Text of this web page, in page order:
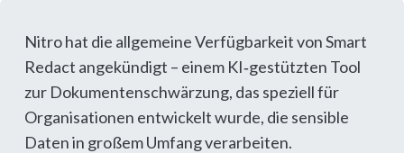
Nitro hat die allgemeine Verfügbarkeit von Smart
Redact angekündigt – einem KI‑gestützten Tool
zur Dokumentenschwärzung, das speziell für
Organisationen entwickelt wurde, die sensible
Daten in großem Umfang verarbeiten.